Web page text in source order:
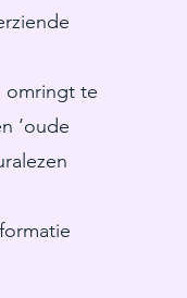
omringt te
‘oude